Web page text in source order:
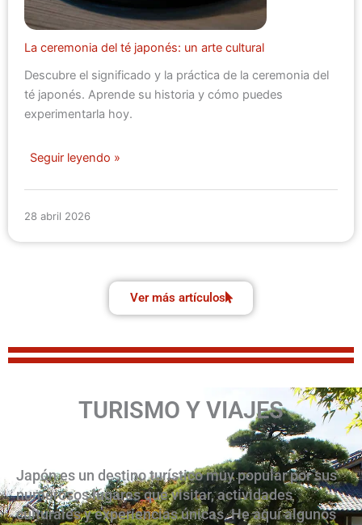
La ceremonia del té japonés: un arte cultural
Descubre el significado y la práctica de la ceremonia del
té japonés. Aprende su historia y cómo puedes
experimentarla hoy.
Seguir leyendo »
28 abril 2026
Ver más artículos
TURISMO Y VIAJES
Japón es un destino turístico muy popular por sus
numerosos lugares que visitar, actividades
culturales y experiencias únicas. He aquí algunos